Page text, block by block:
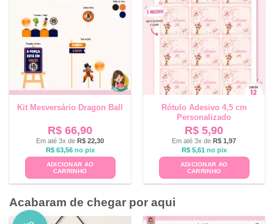
Kit Mesversário Dragon Ball
R$ 66,90
Em até 3x de R$ 22,30
R$63,56 no pix
ADICIONAR AO
CARRINHO
Rótulo Adesivo 4,5 cm
Personalizado
R$ 5,90
Em até 3x de R$ 1,97
R$5,61 no pix
ADICIONAR AO
CARRINHO
Acabaram de chegar por aqui